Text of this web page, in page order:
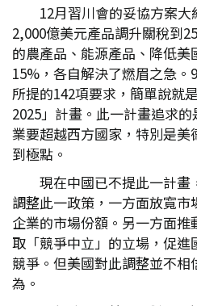
12月習川會的妥協方案
2,000億美元產品調升關稅到
的農產品、能源產品、降低
15%，各自解決了燃眉之急
所提的142項要求，簡單說就
2025」計畫。此一計畫追求
業要超越西方國家，特別是
到極點。
現在中國已不提此一計
調整此一政策，一方面放寬
企業的市場份額。另一方面
取「競爭中立」的立場，促
競爭。但美國對此調整並不
為。